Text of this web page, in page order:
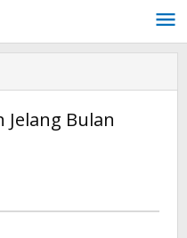
Jelang Bulan